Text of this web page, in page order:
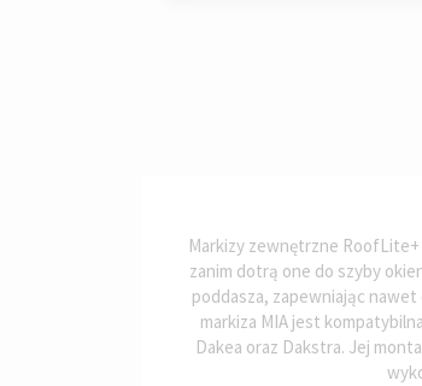
Markizy zewnętrzne
zanim dotrą one do szyby
poddasza, zapewniając nawet
markiza MIA jest
Dakea oraz Dakstra. Jej